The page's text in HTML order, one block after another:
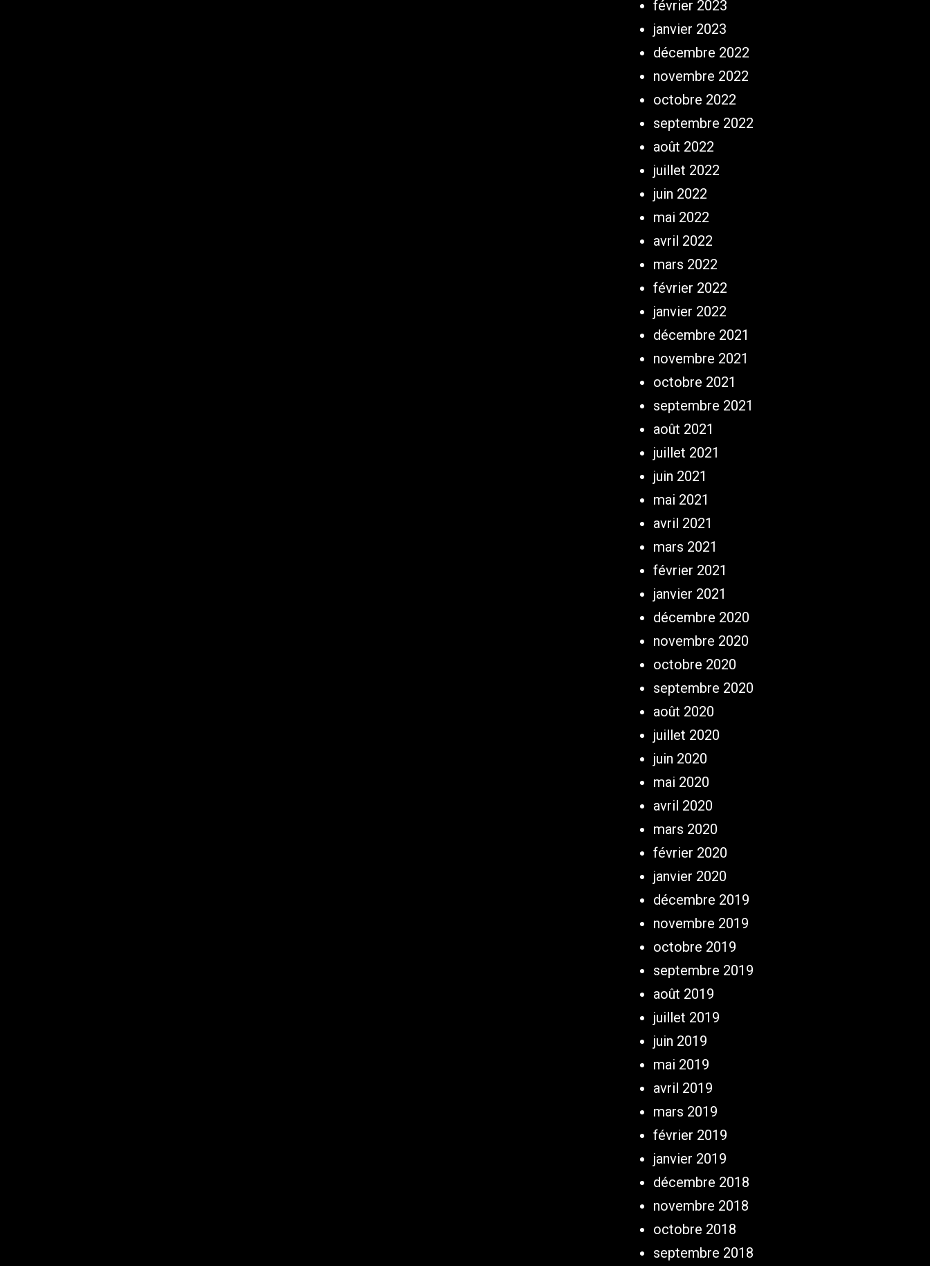
février 2023
janvier 2023
décembre 2022
novembre 2022
octobre 2022
septembre 2022
août 2022
juillet 2022
juin 2022
mai 2022
avril 2022
mars 2022
février 2022
janvier 2022
décembre 2021
novembre 2021
octobre 2021
septembre 2021
août 2021
juillet 2021
juin 2021
mai 2021
avril 2021
mars 2021
février 2021
janvier 2021
décembre 2020
novembre 2020
octobre 2020
septembre 2020
août 2020
juillet 2020
juin 2020
mai 2020
avril 2020
mars 2020
février 2020
janvier 2020
décembre 2019
novembre 2019
octobre 2019
septembre 2019
août 2019
juillet 2019
juin 2019
mai 2019
avril 2019
mars 2019
février 2019
janvier 2019
décembre 2018
novembre 2018
octobre 2018
septembre 2018